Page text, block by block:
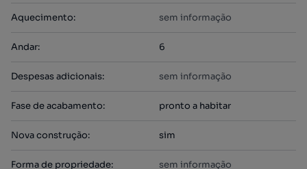
Aquecimento: sem informação
Andar: 6
Despesas adicionais: sem informação
Fase de acabamento: pronto a habitar
Nova construção: sim
Forma de propriedade: sem informação